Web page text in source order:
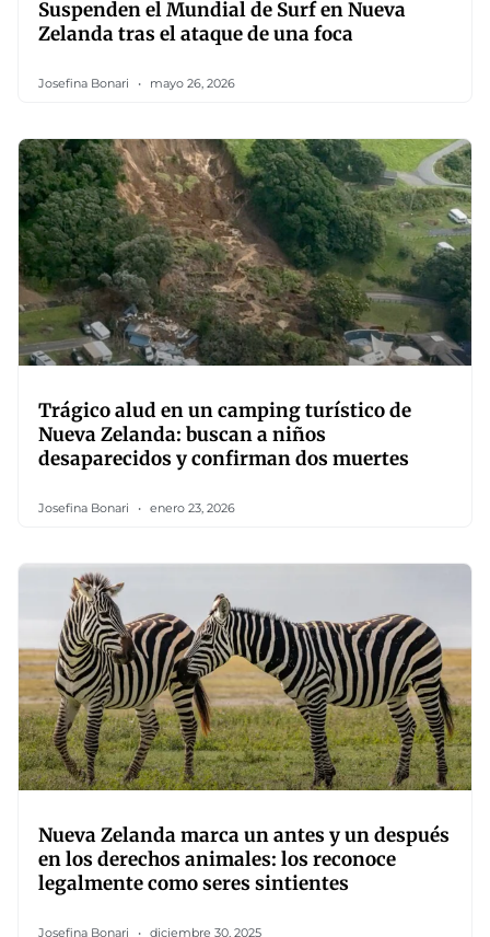
Suspenden el Mundial de Surf en Nueva
Zelanda tras el ataque de una foca
Josefina Bonari mayo 26, 2026
Trágico alud en un camping turístico de
Nueva Zelanda: buscan a niños
desaparecidos y confirman dos muertes
Josefina Bonari enero 23, 2026
Nueva Zelanda marca un antes y un después
en los derechos animales: los reconoce
legalmente como seres sintientes
Josefina Bonari diciembre 30, 2025